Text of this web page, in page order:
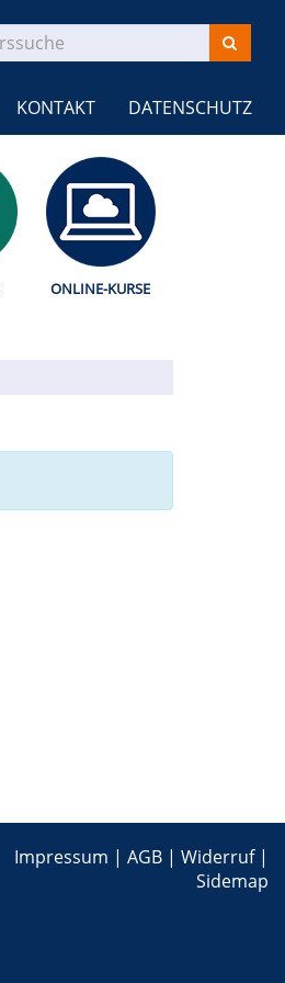
KONTAKT DATENSCHUTZ
ONLINE-KURSE
Impressum | AGB| Widerruf|
Sidemap